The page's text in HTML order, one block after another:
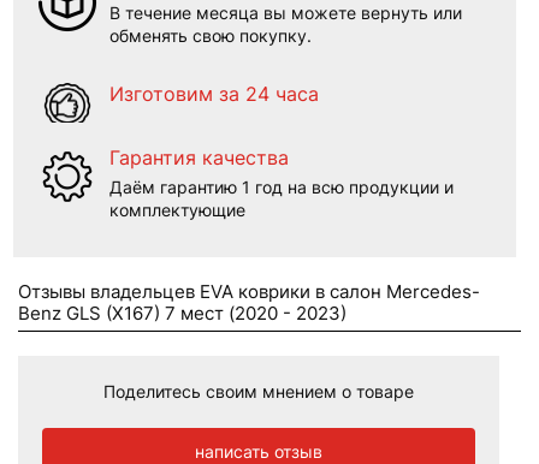
В течение месяца вы можете вернуть или
обменять свою покупку.
Изготовим за 24 часа
Гарантия качества
Даём гарантию 1 год на всю продукции и
комплектующие
Отзывы владельцев EVA коврики в салон Mercedes-
Benz GLS (X167) 7 мест (2020 - 2023)
Поделитесь своим мнением о товаре
написать отзыв